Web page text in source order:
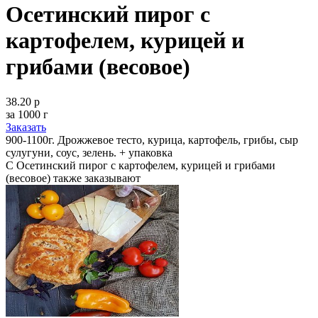
Осетинский пирог с
картофелем, курицей и
грибами (весовое)
38.20 р
за 1000 г
Заказать
900-1100г. Дрожжевое тесто, курица, картофель, грибы, сыр
сулугуни, соус, зелень. + упаковка
С Осетинский пирог с картофелем, курицей и грибами
(весовое) также заказывают